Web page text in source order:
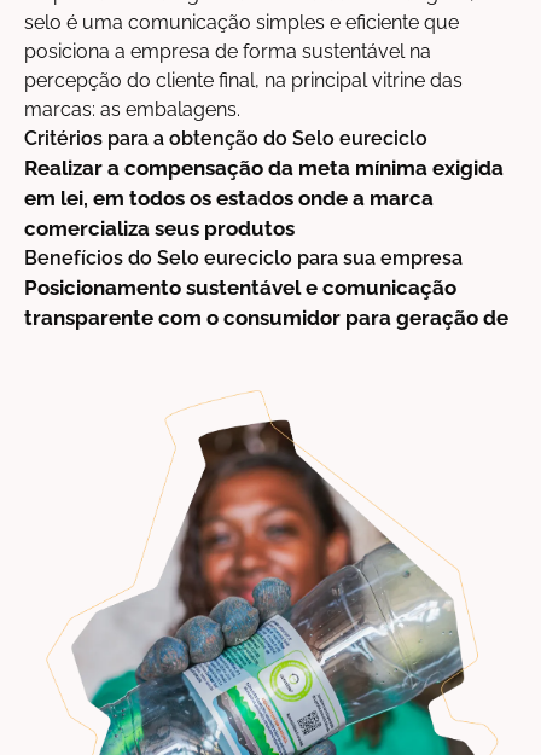
selo é uma comunicação simples e eficiente que
posiciona a empresa de forma sustentável na
percepção do cliente final, na principal vitrine das
marcas: as embalagens.
Critérios para a obtenção do Selo eureciclo
Realizar a compensação da meta mínima exigida
em lei, em todos os estados onde a marca
comercializa seus produtos
Benefícios do Selo eureciclo para sua empresa
Posicionamento sustentável e comunicação
transparente com o consumidor para geração de